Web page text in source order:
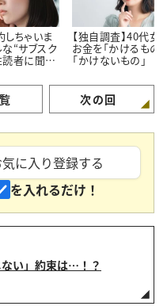
しちゃいま
な“サブスク
読者に聞い
【独自調査】40代女
お金を「かけるもの」
「かけないもの」
次の回
に入り登録する
を入れるだけ！
ない」約束は…！？